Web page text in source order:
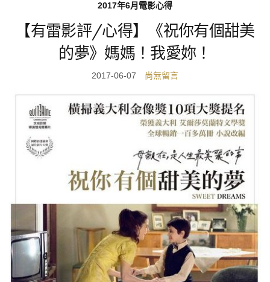
2017年6月電影心得
【有雷影評/心得】《祝你有個甜美
的夢》媽媽！我愛妳！
2017-06-07 尚無留言